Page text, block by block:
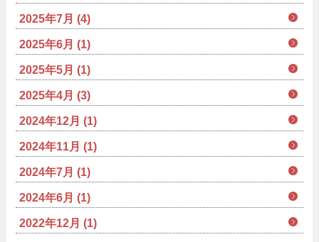
2025年7月 (4)
2025年6月 (1)
2025年5月 (1)
2025年4月 (3)
2024年12月 (1)
2024年11月 (1)
2024年7月 (1)
2024年6月 (1)
2022年12月 (1)